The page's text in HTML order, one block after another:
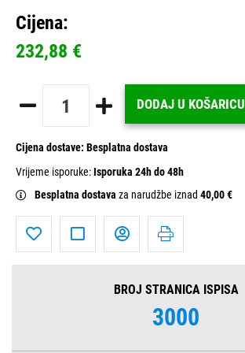
Cijena:
232,88 €
DODAJ U KOŠARICU
Cijena dostave: Besplatna dostava
Vrijeme isporuke:Isporuka 24h do 48h
Besplatna dostava za narudžbe iznad 40,00 €
BROJ STRANICA ISPISA
3000